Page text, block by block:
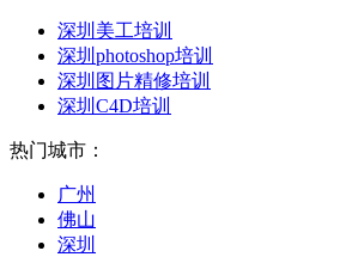
深圳美工培训
深圳photoshop培训
深圳图片精修培训
深圳C4D培训
热门城市：
广州
佛山
深圳